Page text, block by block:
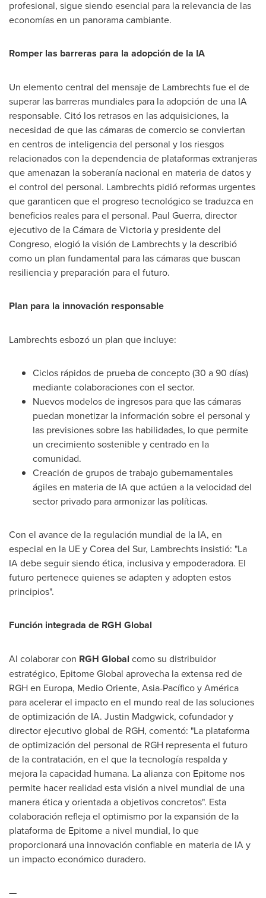
profesional, sigue siendo esencial para la relevancia de las
economías en un panorama cambiante.
Romper las barreras para la adopción de la IA
Un elemento central del mensaje de Lambrechts fue el de
superar las barreras mundiales para la adopción de una IA
responsable. Citó los retrasos en las adquisiciones, la
necesidad de que las cámaras de comercio se conviertan
en centros de inteligencia del personal y los riesgos
relacionados con la dependencia de plataformas extranjeras
que amenazan la soberanía nacional en materia de datos y
el control del personal. Lambrechts pidió reformas urgentes
que garanticen que el progreso tecnológico se traduzca en
beneficios reales para el personal. Paul Guerra, director
ejecutivo de la Cámara deVictoriay presidente del
Congreso, elogió la visión de Lambrechts y la describió
como un plan fundamental para las cámaras que buscan
resiliencia y preparación para el futuro.
Plan para la innovación responsable
Lambrechts esbozó un plan que incluye:
Ciclos rápidos de prueba de concepto (30 a 90 días)
mediante colaboraciones con el sector.
Nuevos modelos de ingresos para que las cámaras
puedan monetizar la información sobre el personal y
las previsiones sobre las habilidades, lo que permite
un crecimiento sostenible y centrado en la
comunidad.
Creación de grupos de trabajo gubernamentales
ágiles en materia de IA que actúen a la velocidad del
sector privado para armonizar las políticas.
Con el avance de la regulación mundial de la IA, en
especial en la UE yCorea del Sur, Lambrechts insistió: "La
IA debe seguir siendo ética, inclusiva y empoderadora. El
futuro pertenece quienes se adapten y adopten estos
principios".
Función integrada de RGH Global
Al colaborar con RGH Global como su distribuidor
estratégico, Epitome Global aprovecha la extensa red de
RGH en Europa, Medio Oriente, Asia-Pacífico y América
para acelerar el impacto en el mundo real de las soluciones
de optimización de IA. Justin Madgwick, cofundador y
director ejecutivo global de RGH, comentó: "La plataforma
de optimización del personal de RGH representa el futuro
de la contratación, en el que la tecnología respalda y
mejora la capacidad humana. La alianza con Epitome nos
permite hacer realidad esta visión a nivel mundial de una
manera ética y orientada a objetivos concretos". Esta
colaboración refleja el optimismo por la expansión de la
plataforma de Epitome a nivel mundial, lo que
proporcionará una innovación confiable en materia de IA y
un impacto económico duradero.
—